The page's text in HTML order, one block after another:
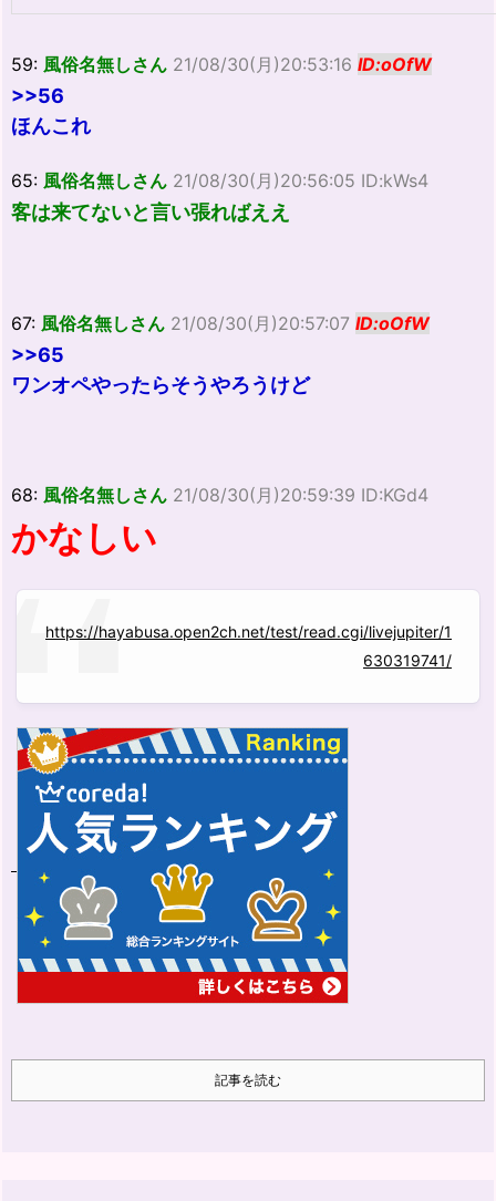
59: 風俗名無しさん 21/08/30(月)20:53:16 ID:oOfW
>>56
ほんこれ
65: 風俗名無しさん 21/08/30(月)20:56:05 ID:kWs4
客は来てないと言い張ればええ
67: 風俗名無しさん 21/08/30(月)20:57:07 ID:oOfW
>>65
ワンオペやったらそうやろうけど
68: 風俗名無しさん 21/08/30(月)20:59:39 ID:KGd4
かなしい
https://hayabusa.open2ch.net/test/read.cgi/livejupiter/1
630319741/
記事を読む